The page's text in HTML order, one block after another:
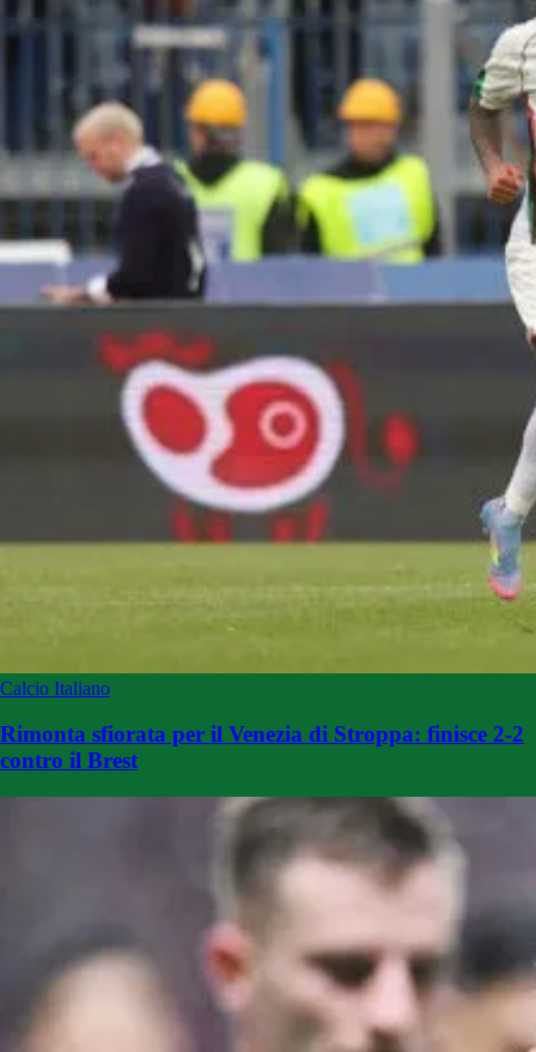
Calcio Italiano
Rimonta sfiorata per il Venezia di Stroppa: finisce 2-2
contro il Brest